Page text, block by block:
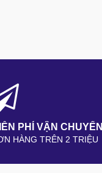
PHÍ VẬN CHUYỂN
HÀNG TRÊN 2 TRIỆU